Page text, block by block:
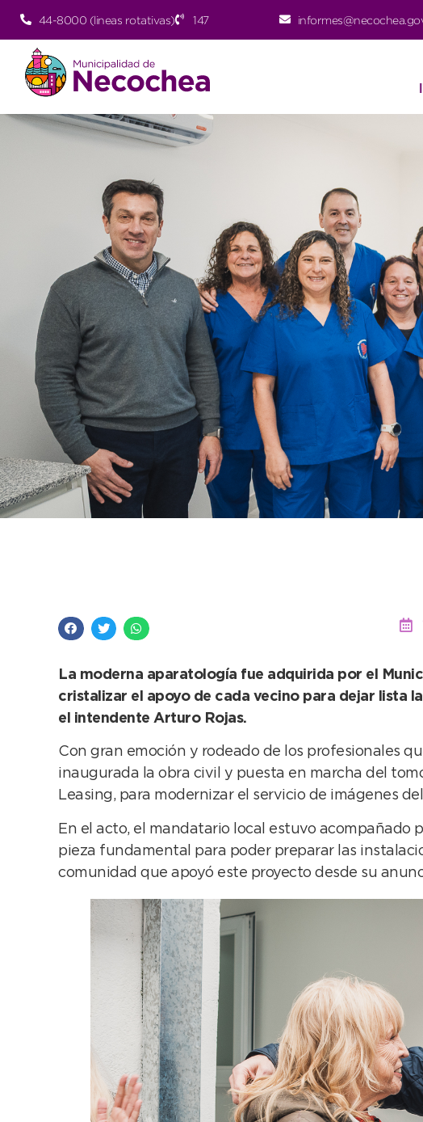
44-8000 (lineas rotativas) 147
La moderna aparatología fue adquirida por el
cristalizar el apoyo de cada vecino para dejar lista
el intendente Arturo Rojas.
Con gran emoción y rodeado de los profesionales
inaugurada la obra civil y puesta en marcha del
Leasing, para modernizar el servicio de imágenes
En el acto, el mandatario local estuvo acompañado
pieza fundamental para poder preparar las
comunidad que apoyó este proyecto desde su